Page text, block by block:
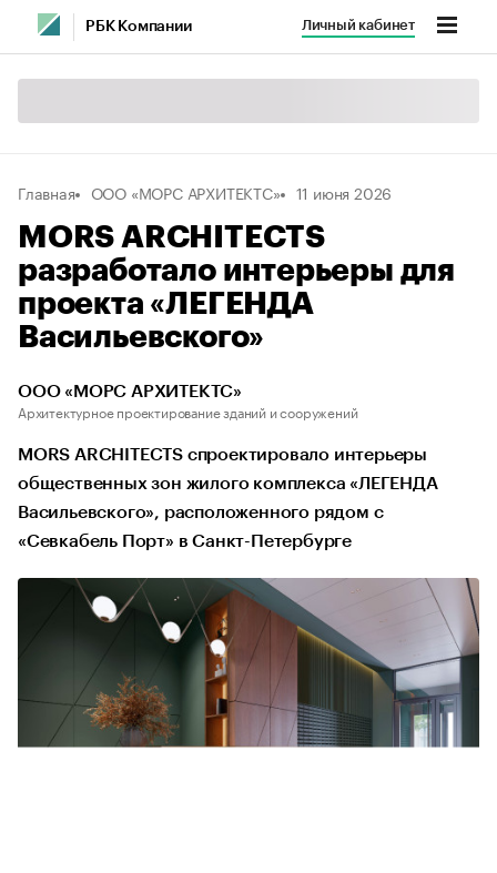
РБК Компании Личный кабинет
Главная ООО «МОРС АРХИТЕКТС» 11 июня 2026
MORS ARCHITECTS
разработало интерьеры для
проекта «ЛЕГЕНДА
Васильевского»
ООО «МОРС АРХИТЕКТС»
Архитектурное проектирование зданий и сооружений
MORS ARCHITECTS спроектировало интерьеры
общественных зон жилого комплекса «ЛЕГЕНДА
Васильевского», расположенного рядом с
«Севкабель Порт» в Санкт-Петербурге